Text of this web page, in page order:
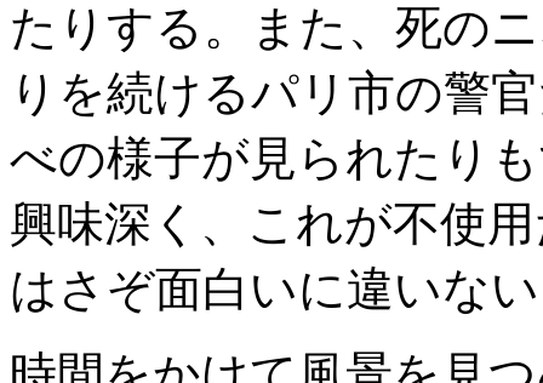
たりする。また、死の
りを続けるパリ市の警
べの様子が見られたり
興味深く、これが不使
はさぞ面白いに違いな